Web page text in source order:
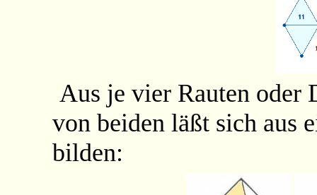
Aus je vier Rauten oder
von beiden läßt sich aus
bilden: